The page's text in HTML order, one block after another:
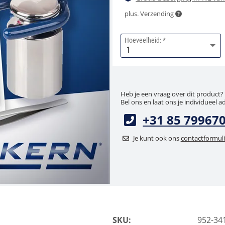
plus. Verzending
Hoeveelheid:
Heb je een vraag over dit product?
Bel ons en laat ons je individueel
+31 85
Je kunt ook ons
SKU: 952-